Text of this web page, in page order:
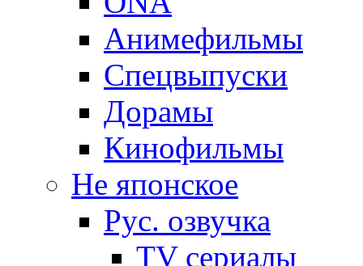
Анимефильмы
Спецвыпуски
Дорамы
Кинофильмы
Не японское
Рус. озвучка
TV сериалы